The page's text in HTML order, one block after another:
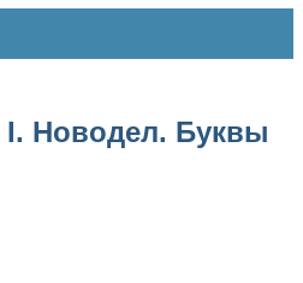
I. Новодел. Буквы